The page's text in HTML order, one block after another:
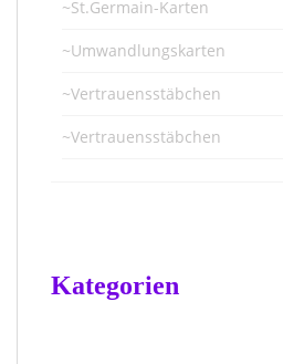
~St.Germain-Karten
~Umwandlungskarten
~Vertrauensstäbchen
~Vertrauensstäbchen
Kategorien